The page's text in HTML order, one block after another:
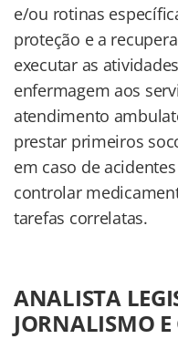
e/ou rotinas
proteção e a
executar as
enfermagem aos
atendimento
prestar primeiros
em caso de
controlar
tarefas correlatas.
ANALISTA
JORNALISMO